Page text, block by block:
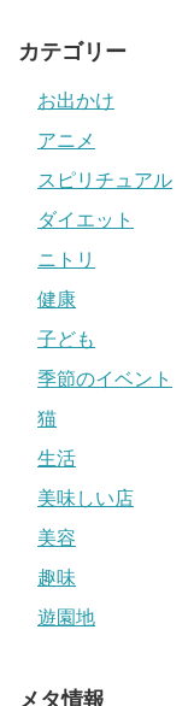
カテゴリー
お出かけ
アニメ
スピリチュアル
ダイエット
ニトリ
健康
子ども
季節のイベント
猫
生活
美味しい店
美容
趣味
遊園地
メタ情報